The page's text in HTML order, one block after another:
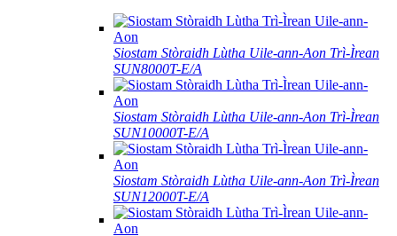
Siostam Stòraidh Lùtha Uile-ann-Aon Trì-Ìrean
SUN8000T-E/A
Siostam Stòraidh Lùtha Uile-ann-Aon Trì-Ìrean
SUN10000T-E/A
Siostam Stòraidh Lùtha Uile-ann-Aon Trì-Ìrean
SUN12000T-E/A